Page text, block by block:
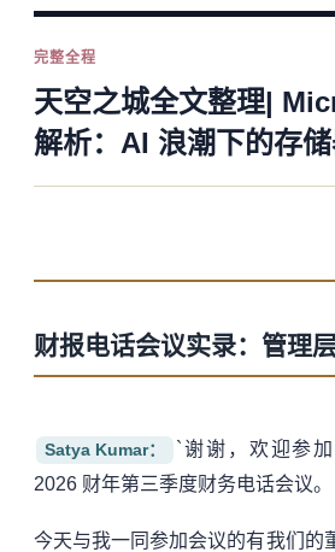
完整全程
天空之城全文整理|
解析：AI 浪潮下的存
财报电话会议实录：管理
Satya Kumar：
`谢谢，欢迎参加
2026 财年第三季度财务电话会议。
今天与我一同参加会议的有我们的